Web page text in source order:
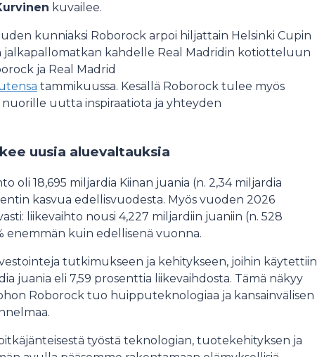
kuvailee.
kunniaksi Roborock arpoi hiljattain Helsinki Cupin
jalkapallomatkan kahdelle Real Madridin kotiotteluun
ja Real Madrid
tammikuussa. Kesällä Roborock tulee myös
nuorille uutta inspiraatiota ja yhteyden
uusia aluevaltauksia
oli 18,695 miljardia Kiinan juania (n. 2,34 miljardia
kasvua edellisvuodesta. Myös vuoden 2026
liikevaihto nousi 4,227 miljardiin juaniin (n. 528
enemmän kuin edellisenä vuonna.
tutkimukseen ja kehitykseen, joihin käytettiin
juania eli 7,59 prosenttia liikevaihdosta. Tämä näkyy
Roborock tuo huipputeknologiaa ja kansainvälisen
työstä teknologian, tuotekehityksen ja